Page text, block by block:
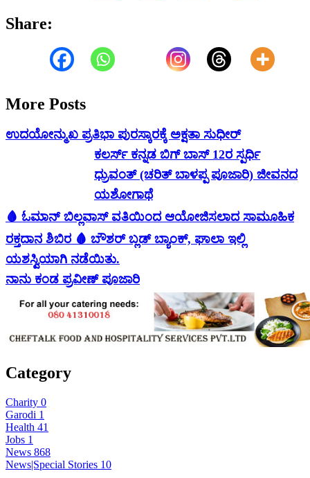
Share:
More Posts
ಉದಯೋನ್ಮುಖ ಪ್ರತಿಭಾ ಪುರಸ್ಕಾರಕ್ಕೆ ಅಕ್ಷತಾ ಸುಧೀರ್
ಕಲರ್ಸ್ ಕನ್ನಡ ಬಿಗ್ ಬಾಸ್ 12ರ ಸ್ಪರ್ಧಿ
ಧ್ರುವಂತ್ (ಚರಿತ್ ಬಾಳಪ್ಪ ಪೂಜಾರಿ) ಜೀವನದ
ಯಶೋಗಾಥೆ
🩸 ಓಮಾನ್ ಬಿಲ್ಲವಾಸ್ ವತಿಯಿಂದ ಆಯೋಜಿಸಲಾದ ಸಾಮೂಹಿಕ
ರಕ್ತದಾನ ಶಿಬಿರ 🩸 ಬೌಶರ್ ಬ್ಲಡ್ ಬ್ಯಾಂಕ್, ಘಾಲಾ ಇಲ್ಲಿ
ಯಶಸ್ವಿಯಾಗಿ ನಡೆಯಿತು.
ನಾನು ಕಂಡ ಪ್ರವೀಣ್ ಪೂಜಾರಿ
Category
Charity 0
Garodi 1
Health 41
Jobs 1
News 868
News|Special Stories 10